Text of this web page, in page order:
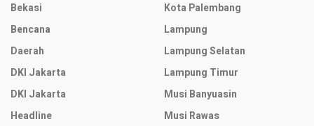
Bekasi
Bencana
Daerah
DKI Jakarta
DKI Jakarta
Headline
Kota Palembang
Lampung
Lampung Selatan
Lampung Timur
Musi Banyuasin
Musi Rawas